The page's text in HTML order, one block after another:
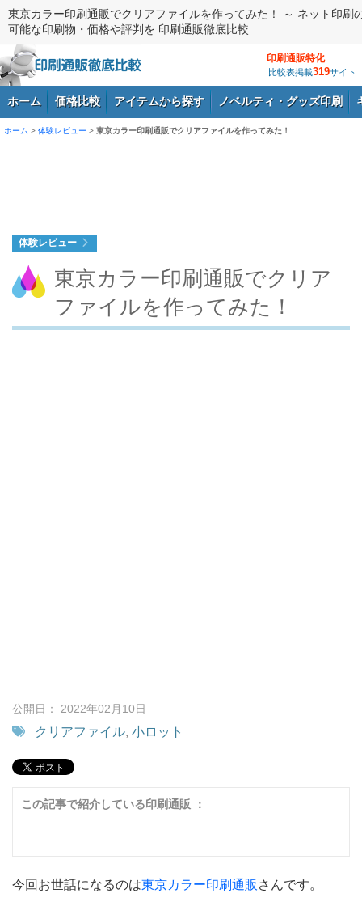
東京カラー印刷通販でクリアファイルを作ってみた！ ～ ネット印刷
可能な印刷物・価格や評判を 印刷通販徹底比較
印刷通販特化
比較表掲載319サイト
ホーム 価格比較 アイテムから探す ノベルティ・グッズ印刷
ホーム > 体験レビュー > 東京カラー印刷通販でクリアファイルを作ってみた！
体験レビュー
東京カラー印刷通販でクリア
ファイルを作ってみた！
公開日： 2022年02月10日
クリアファイル, 小ロット
この記事で紹介している印刷通販 ：
今回お世話になるのは東京カラー印刷通販 さんです。